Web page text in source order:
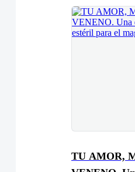
TU AMOR,